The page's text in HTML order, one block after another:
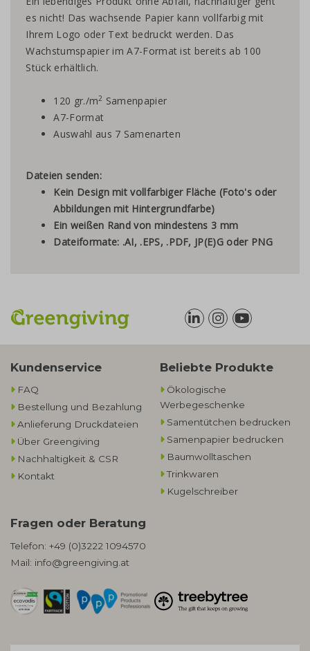
es nicht! Das wachsende Papier kann vollfarbig mit
Ihrem Logo oder Text bedruckt werden. Das
Wachstumspapier im A7-Format ist bereits ab 100
Stück erhältlich.
120 gr./m2 Samenpapier
A7-Format
Auswahl aus 7 Samenarten
Dateien senden:
Kein Design mit vollfarbiger Fläche (Foto's oder
Abbildungen mit Hintergrundfarbe)
Ein weißen Rand von mindestens 3 mm
Dateiformate: .AI, .EPS, .PDF, JP(E)G oder PNG
Kundenservice
FAQ
Bestellung und Bezahlung
Anlieferung Druckdateien
Über Greengiving
Nachhaltigkeit & CSR
Kontakt
Beliebte Produkte
Ökologische
Werbegeschenke​
Samentütchen bedrucken
Samenpapier bedrucken
Baumwolltaschen​
Trinkwaren
Kugelschreiber
Fragen oder Beratung
Telefon: +49 (0)3222 1094570
Mail: info@greengiving.at